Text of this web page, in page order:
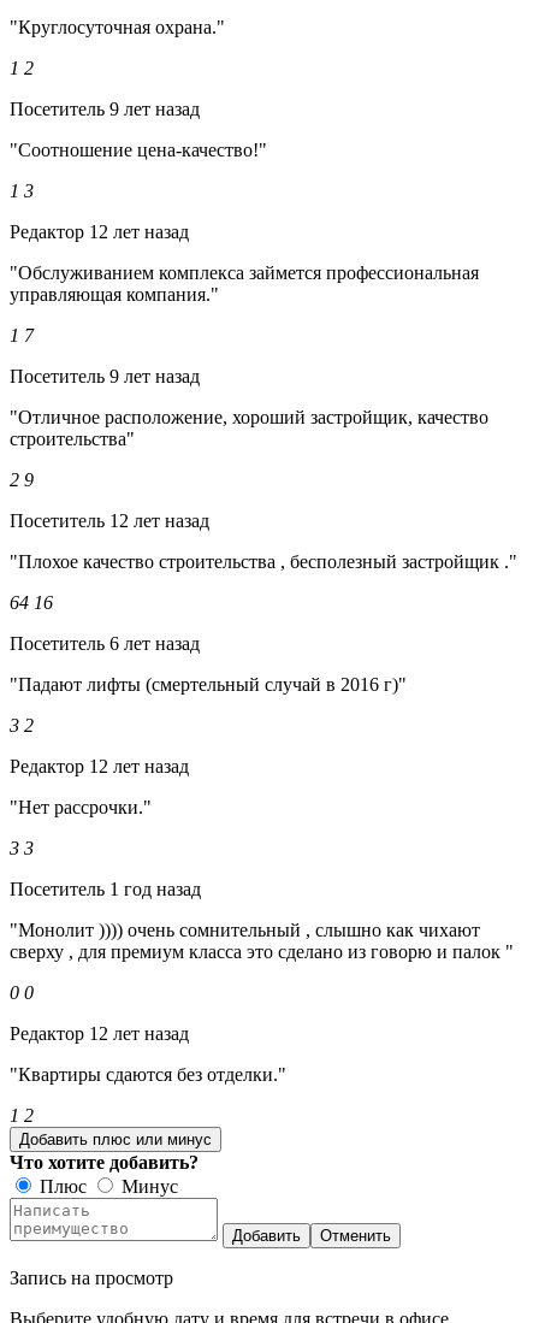
"Круглосуточная охрана."
1 2
Посетитель 9 лет назад
"Соотношение цена-качество!"
1 3
Редактор 12 лет назад
"Обслуживанием комплекса займется профессиональная
управляющая компания."
1 7
Посетитель 9 лет назад
"Отличное расположение, хороший застройщик, качество
строительства"
2 9
Посетитель 12 лет назад
"Плохое качество строительства , бесполезный застройщик ."
64 16
Посетитель 6 лет назад
"Падают лифты (смертельный случай в 2016 г)"
3 2
Редактор 12 лет назад
"Нет рассрочки."
3 3
Посетитель 1 год назад
"Монолит )))) очень сомнительный , слышно как чихают
сверху , для премиум класса это сделано из говорю и палок "
0 0
Редактор 12 лет назад
"Квартиры сдаются без отделки."
1 2
Добавить плюс или минус
Что хотите добавить?
Плюс
Минус
Добавить Отменить
Запись на просмотр
Выберите удобную дату и время для встречи в офисе